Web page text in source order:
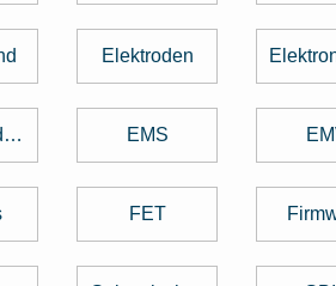
Elektroden
Embedded System EMS
FET